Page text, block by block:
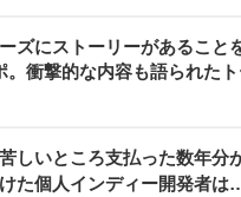
ズにストーリーがあるこ
。衝撃的な内容も語られた
しいところ支払った数年
た個人インディー開発者は